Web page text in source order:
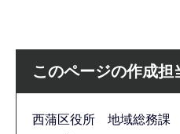
このページの作成担
西蒲区役所 地域総務課